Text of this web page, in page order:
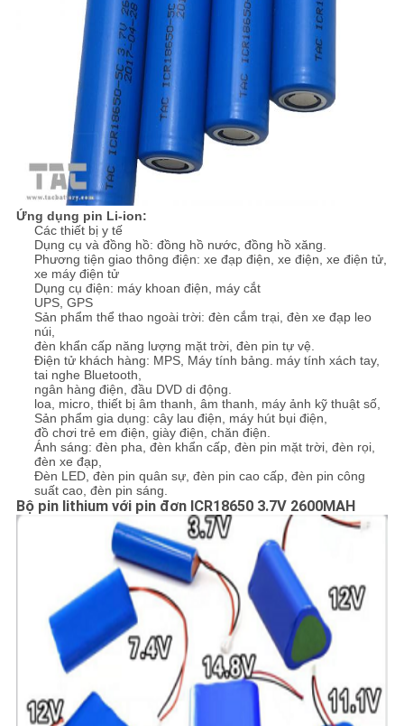
Ứng dụng pin Li-ion:
Các thiết bị y tế
Dụng cụ và đồng hồ: đồng hồ nước, đồng hồ xăng.
Phương tiện giao thông điện: xe đạp điện, xe điện, xe điện tử,
xe máy điện tử
Dụng cụ điện: máy khoan điện, máy cắt
UPS, GPS
Sản phẩm thể thao ngoài trời: đèn cắm trại, đèn xe đạp leo
núi,
đèn khẩn cấp năng lượng mặt trời, đèn pin tự vệ.
Điện tử khách hàng: MPS, Máy tính bảng. máy tính xách tay,
tai nghe Bluetooth,
ngân hàng điện, đầu DVD di động.
loa, micro, thiết bị âm thanh, âm thanh, máy ảnh kỹ thuật số,
Sản phẩm gia dụng: cây lau điện, máy hút bụi điện,
đồ chơi trẻ em điện, giày điện, chăn điện.
Ánh sáng: đèn pha, đèn khẩn cấp, đèn pin mặt trời, đèn rọi,
đèn xe đạp,
Đèn LED, đèn pin quân sự, đèn pin cao cấp, đèn pin công
suất cao, đèn pin sáng.
Bộ pin lithium với pin đơn ICR18650 3.7V 2600MAH